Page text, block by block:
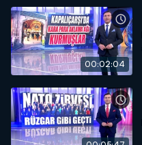
00:02:04